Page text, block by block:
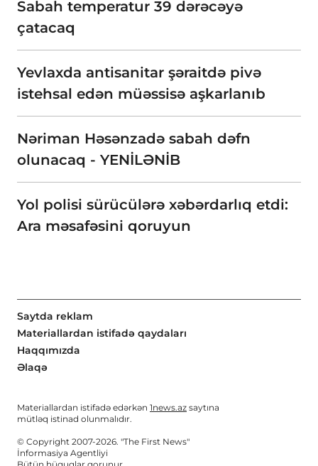
Sabah temperatur 39 dərəcəyə
çatacaq
Yevlaxda antisanitar şəraitdə pivə
istehsal edən müəssisə aşkarlanıb
Nəriman Həsənzadə sabah dəfn
olunacaq - YENİLƏNİB
Yol polisi sürücülərə xəbərdarlıq etdi:
Ara məsafəsini qoruyun
Saytda reklam
Materiallardan istifadə qaydaları
Haqqımızda
Əlaqə
Materiallardan istifadə edərkən 1news.az saytına
mütləq istinad olunmalıdır.
© Copyright 2007-2026. "The First News"
İnformasiya Agentliyi